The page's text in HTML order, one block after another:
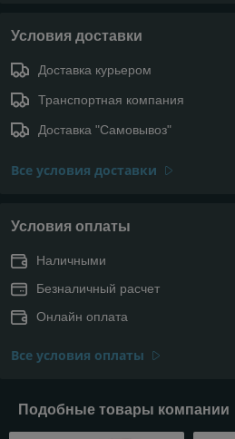
Условия доставки
Доставка курьером
Транспортная компания
Доставка "Самовывоз"
Все условия доставки
Условия оплаты
Наличными
Безналичный расчет
Онлайн оплата
Все условия оплаты
Подобные товары компании